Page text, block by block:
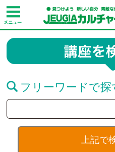
フリーワードで探